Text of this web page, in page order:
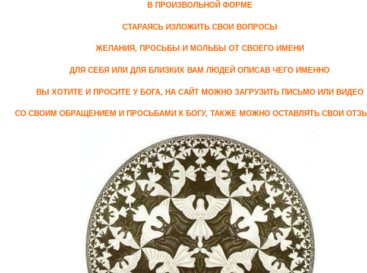
В ПРОИЗВОЛЬНОЙ ФОРМЕ
СТАРАЯСЬ ИЗЛОЖИТЬ СВОИ ВОПРОСЫ
ЖЕЛАНИЯ, ПРОСЬБЫ И МОЛЬБЫ ОТ СВОЕГО ИМЕНИ
ДЛЯ СЕБЯ ИЛИ ДЛЯ БЛИЗКИХ ВАМ ЛЮДЕЙ ОПИСАВ ЧЕГО ИМЕННО
ВЫ ХОТИТЕ И ПРОСИТЕ У БОГА, НА САЙТ МОЖНО ЗАГРУЗИТЬ ПИСЬМО ИЛИ ВИДЕО
СО СВОИМ ОБРАЩЕНИЕМ И ПРОСЬБАМИ К БОГУ, ТАКЖЕ МОЖНО ОСТАВЛЯТЬ СВОИ